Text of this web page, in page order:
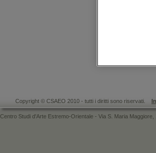
Copyright © CSAEO 2010 - tutti i diritti sono riservati.
Centro Studi d'Arte Estremo-Orientale - Via S. Maria